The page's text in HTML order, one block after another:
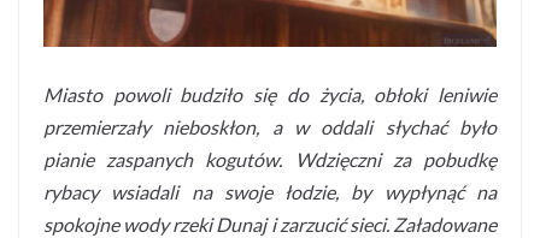
Miasto powoli budziło się do życia, obłoki leniwie
przemierzały nieboskłon, a w oddali słychać było
pianie zaspanych kogutów. Wdzięczni za pobudkę
rybacy wsiadali na swoje łodzie, by wypłynąć na
spokojne wody rzeki Dunaj i zarzucić sieci. Załadowane